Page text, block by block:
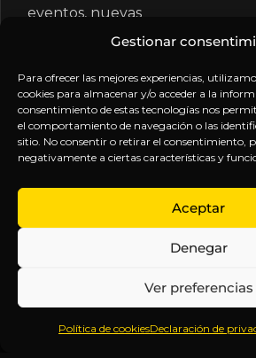
Gestionar
Para ofrecer las mejores experiencias,
cookies para almacenar y/o acceder a la
consentimiento de estas tecnologías nos
el comportamiento de navegación o las
sitio. No consentir o retirar el consentimiento,
negativamente a ciertas características y
Aceptar
Denegar
Ver preferencias
Política de cookiesDeclaración de
eventos, nuevas
publicaciones y
suscripción.
Inteligencia
Anticipándonos
EXPLORA
Inicio
Sobre
Contenido
Webinars
de